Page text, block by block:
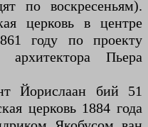
по воскресеньям).
церковь в центре
году по проекту
архитектора Пьера
Йорислаан бий 51
церковь 1884 года